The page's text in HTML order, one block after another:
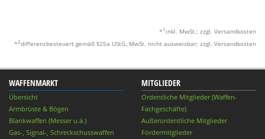
* 1 inkl. MwSt.; zzgl. Versandkosten
*2differenzbesteuert gemäß §25a UStG.;MwSt. nicht ausweisbar; zzgl. Versandkosten
WAFFENMARKT
Übersicht
Armbrüste & Bögen
Blankwaffen (Messer u.ä.)
Gas-, Signal-, Schreckschusswaffen
MITGLIEDER
Ordentliche Mitglieder (Waffen-
Fachgeschäfte)
Außerordentliche Mitglieder
Fördermitglieder